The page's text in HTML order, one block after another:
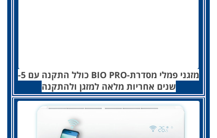
מזגני פמלי מסדרת-BIO PRO כולל התקנה
עם 5-
שנים אחריות מלאה למזגן ולהתקנה